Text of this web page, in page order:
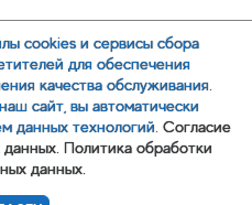
cookies и сервисы сбора
для обеспечения
качества обслуживания.
сайт, вы автоматически
данных технологий. Согласие
Политика обработки
данных.